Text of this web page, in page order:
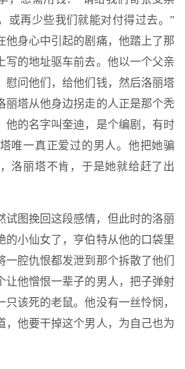
或再少些我们就能对付得过去。”
他身心中引起的剧痛，他踏上了那
写的地址驱车前去。他以一个父亲
慰问他们，给他们钱，然后洛丽塔
丽塔从他身边拐走的人正是那个秃
他的名字叫奎迪，是个编剧，有时
唯一真正爱过的男人。他把她骗
洛丽塔不肯，于是她就给赶了出
试图挽回这段感情，但此时的洛丽
的小仙女了，亨伯特从他的口袋里
腔仇恨都发泄到那个拆散了他们
让他憎恨一辈子的男人，把子弹射
该死的老鼠。他没有一丝怜悯，
，他要干掉这个男人，为自己也为